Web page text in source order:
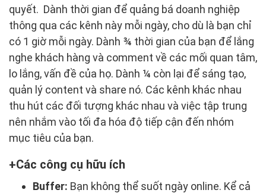
quyết. Dành thời gian để quảng bá doanh nghiệp
thông qua các kênh này mỗi ngày, cho dù là bạn chỉ
có 1 giờ mỗi ngày. Dành ¾ thời gian của bạn để lắng
nghe khách hàng và comment về các mối quan tâm,
lo lắng, vấn đề của họ. Dành ¼ còn lại để sáng tạo,
quản lý content và share nó. Các kênh khác nhau
thu hút các đối tượng khác nhau và việc tập trung
nên nhắm vào tối đa hóa độ tiếp cận đến nhóm
mục tiêu của bạn.
Các công cụ hữu ích
Buffer: Bạn không thể suốt ngày online. Kể cả